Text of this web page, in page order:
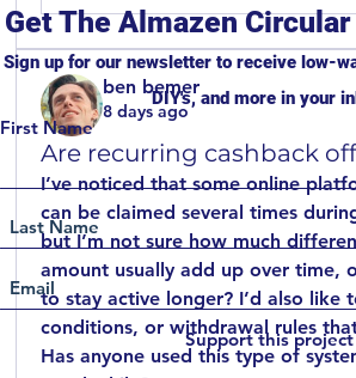
ben bemer
8 days ago
Are recurring cashback
I’ve noticed that some online
can be claimed several times
but I’m not sure how much
amount usually add up over time,
to stay active longer? I’d also
conditions, or withdrawal rules
Has anyone used this type of
Get The Almazen
Sign up for our newsletter to receive low-
DIY's, and more in your
First Name
Support this project